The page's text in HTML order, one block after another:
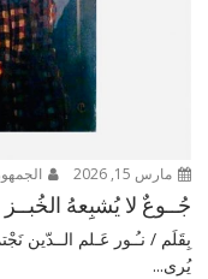
مارس 15, 2026
جُــوعٌ لا يُشبِعهُ الخُبــز
بِقَلَم / نـُـور عَـلم الــدّين
يُرى...